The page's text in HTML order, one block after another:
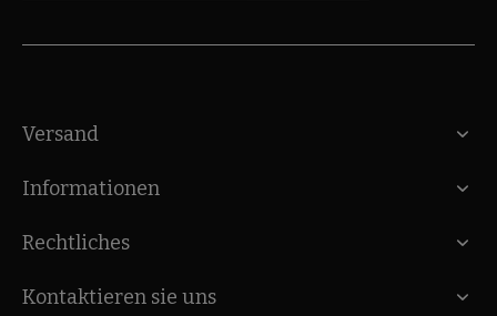
Versand
Informationen
Rechtliches
Kontaktieren sie uns